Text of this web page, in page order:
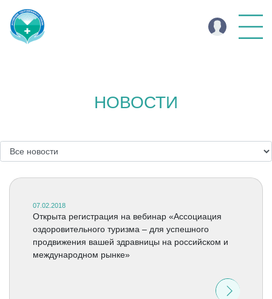
НОВОСТИ
07.02.2018
Открыта регистрация на вебинар «Ассоциация
оздоровительного туризма – для успешного
продвижения вашей здравницы на российском и
международном рынке»